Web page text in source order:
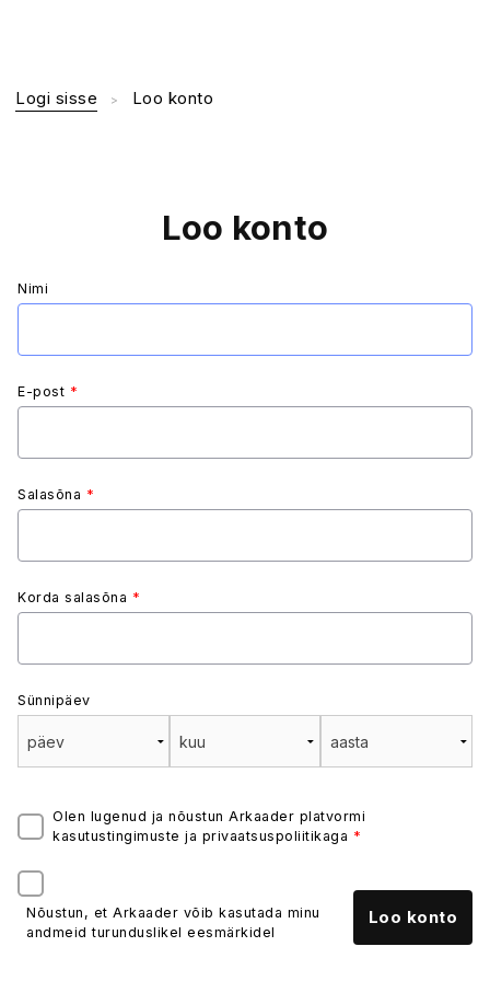
Logi sisse Loo konto
Loo konto
Nimi
E-post *
Salasõna *
Korda salasõna *
Sünnipäev
Olen lugenud ja nõustun Arkaader platvormi
kasutustingimuste ja privaatsuspoliitikaga *
Nõustun, et Arkaader võib kasutada minu
andmeid turunduslikel eesmärkidel